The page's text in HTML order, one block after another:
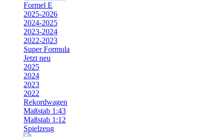
Formel E
2025-2026
2024-2025
2023-2024
2022-2023
Super Formula
Jetzt neu
2025
2024
2023
2022
Rekordwagen
Maßstab 1:43
Maßstab 1:12
Spielzeug